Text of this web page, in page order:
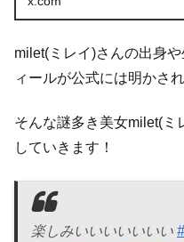
milet(ミレイ)さんの出身
ィールが公式には明かさ
そんな謎多き美女milet(ミ
していきます！
楽しみいいいいいいい